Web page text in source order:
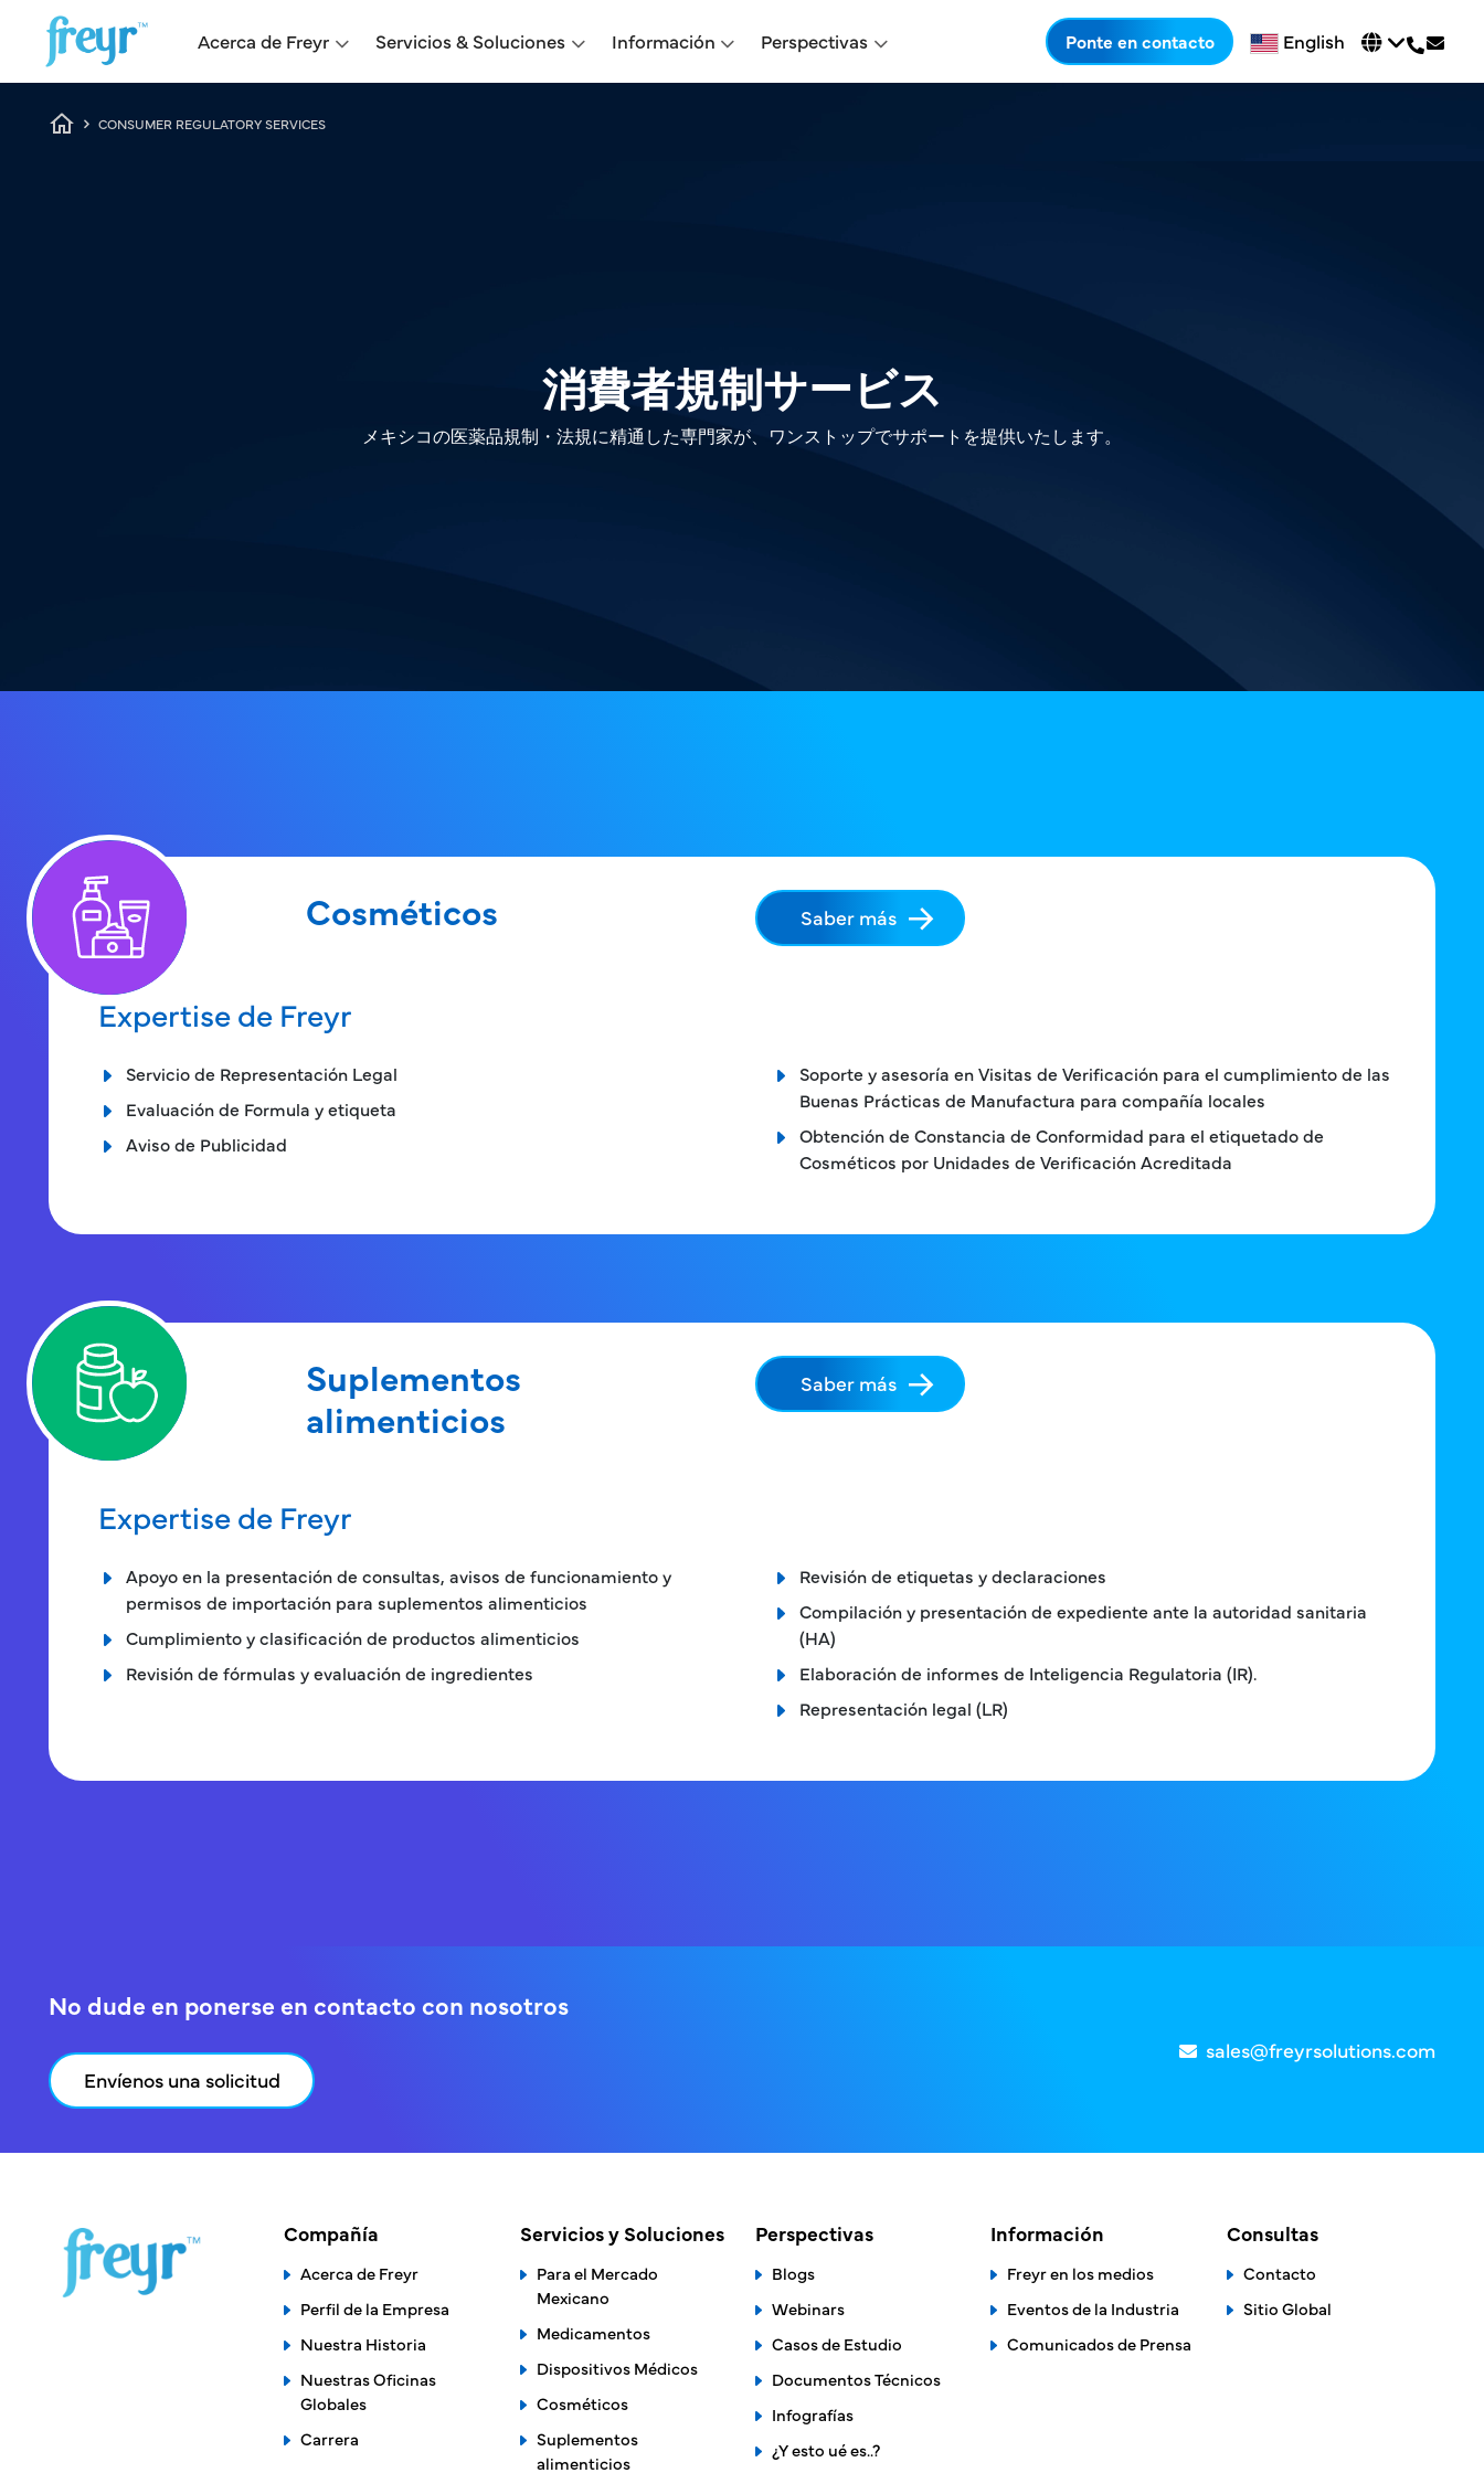
Skip to main content
Main navigation
Acerca de Freyr Servicios & Soluciones Información Perspectivas Ponte en contacto English
Breadcrumb
CONSUMER REGULATORY SERVICES
消費者規制サービス
メキシコの医薬品規制・法規に精通した専門家が、ワンストップでサポートを提供いたします。
Cosméticos Saber más
Expertise de Freyr
Servicio de Representación Legal
Evaluación de Formula y etiqueta
Aviso de Publicidad
Soporte y asesoría en Visitas de Verificación para el cumplimiento de las
Buenas Prácticas de Manufactura para compañía locales
Obtención de Constancia de Conformidad para el etiquetado de
Cosméticos por Unidades de Verificación Acreditada
Suplementos
alimenticios
Saber más
Expertise de Freyr
Apoyo en la presentación de consultas, avisos de funcionamiento y
permisos de importación para suplementos alimenticios
Cumplimiento y clasificación de productos alimenticios
Revisión de fórmulas y evaluación de ingredientes
Revisión de etiquetas y declaraciones
Compilación y presentación de expediente ante la autoridad sanitaria
(HA)
Elaboración de informes de Inteligencia Regulatoria (IR).
Representación legal (LR)
No dude en ponerse en contacto con nosotros
Envíenos una solicitud
sales@freyrsolutions.com
Compañía
Acerca de Freyr
Perfil de la Empresa
Nuestra Historia
Nuestras Oficinas
Globales
Carrera
Servicios y Soluciones
Para el Mercado
Mexicano
Medicamentos
Dispositivos Médicos
Cosméticos
Suplementos
alimenticios
Perspectivas
Blogs
Webinars
Casos de Estudio
Documentos Técnicos
Infografías
¿Y esto ué es..?
Información
Freyr en los medios
Eventos de la Industria
Comunicados de Prensa
Consultas
Contacto
Sitio Global